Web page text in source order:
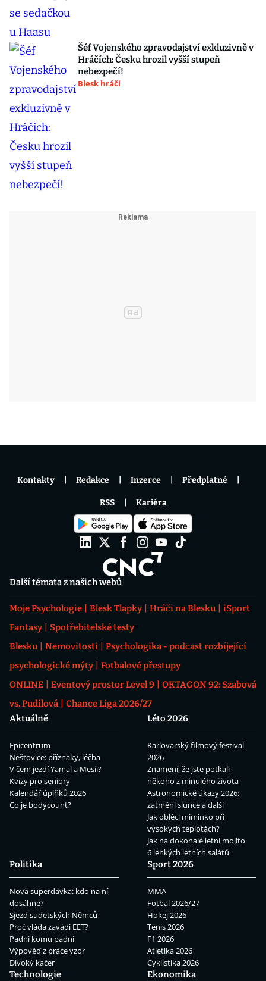
Šéf Vojenského zpravodajství exkluzivně v
Hráčích: Česku hrozil vyšší stupeň
nebezpečí!
Blesk hráči
Další témata z našich webů
Moje Psychologie Blesk Tlapky Hráči na Blesku
iSport
Fantasy
Spotřebitelské testy
Blesku
Nemovitosti
Psychologika - podcast rozbíjející
psychologické mýty
Fotbalové přestupy
ONLINE
Eventový prostor Level 9
OKTAGON 92: Szabová
vs. Pudilová
Chance Liga 2026/27
Aktuálně
Epicentrum
Neštovice: příznaky, léčba
V čem jezdí Yamal a Mesii?
Kvízy pro seniory
Kalendář úplňků 2026
Co je bodycount?
Léto 2026
Karlovarský filmový festival
2026
Znamení, že jste potkali
někoho z minulého života
Astronomické úkazy 2026:
zatmění slunce a další
Jak obléci miminko při
vysokých teplotách?
Jak na dokonalé letní mojito
6 lehkých letních salátů
Politika
Nová superdávka: kdo na ní
dosáhne?
Sjezd sudetských Němců
Proč vláda zavádí EET?
Padni komu padni
Výpověď z práce vzor
Divoký kačer
Sport 2026
MMA
Fotbal 2026/27
Hokej 2026
Tenis 2026
F1 2026
Atletika 2026
Cyklistika 2026
Technologie
Ekonomika
Kontakty Redakce Inzerce Předplatné
RSS Kariéra